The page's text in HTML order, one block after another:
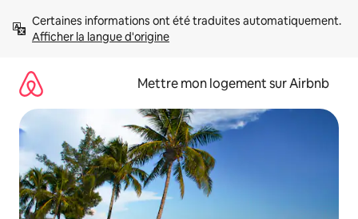
directement
Afficher la langue d'origine
Mettre mon logement sur Airbnb